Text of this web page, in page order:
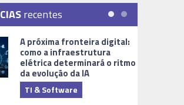
recentes
A próxima fronteira digital:
como a infraestrutura
elétrica determinará o ritmo
da evolução da IA
TI & Software